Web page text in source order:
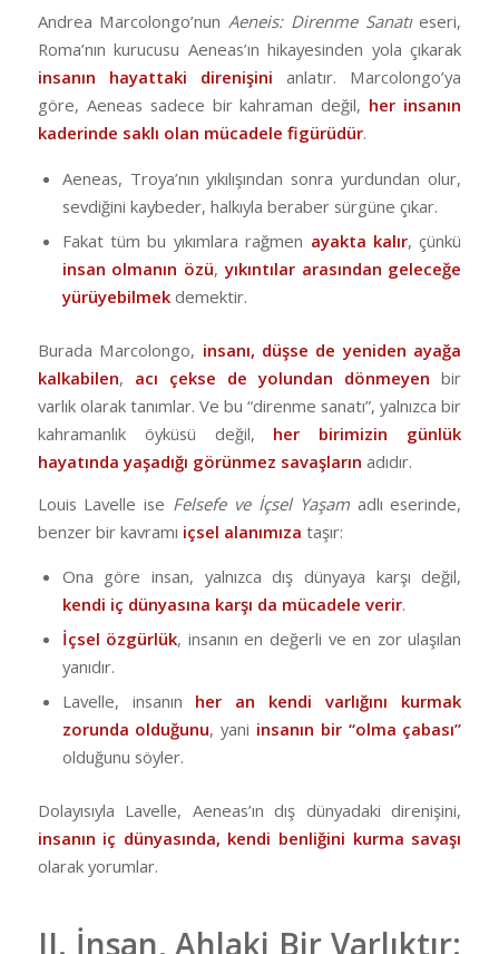
Andrea Marcolongo’nunAeneis: Direnme Sanatıeseri,
Roma’nın kurucusu Aeneas’ın hikayesinden yola çıkarak
insanın hayattaki direnişini anlatır. Marcolongo’ya
göre, Aeneas sadece bir kahraman değil, her insanın
kaderinde saklı olan mücadele figürüdür.
Aeneas, Troya’nın yıkılışından sonra yurdundan olur,
sevdiğini kaybeder, halkıyla beraber sürgüne çıkar.
Fakat tüm bu yıkımlara rağmen ayakta kalır, çünkü
insan olmanın özü,yıkıntılar arasından geleceğe
yürüyebilmekdemektir.
Burada Marcolongo, insanı, düşse de yeniden ayağa
kalkabilen, acı çekse de yolundan dönmeyen bir
varlık olarak tanımlar. Ve bu “direnme sanatı”, yalnızca bir
kahramanlık öyküsü değil, her birimizin günlük
hayatında yaşadığı görünmez savaşların adıdır.
Louis Lavelle ise Felsefe ve İçsel Yaşamadlı eserinde,
benzer bir kavramı içsel alanımıza taşır:
Ona göre insan, yalnızca dış dünyaya karşı değil,
kendi iç dünyasına karşı da mücadele verir.
İçsel özgürlük, insanın en değerli ve en zor ulaşılan
yanıdır.
Lavelle, insanın her an kendi varlığını kurmak
zorunda olduğunu, yani insanın bir “olma çabası”
olduğunu söyler.
Dolayısıyla Lavelle, Aeneas’ın dış dünyadaki direnişini,
insanın iç dünyasında, kendi benliğini kurma savaşı
olarak yorumlar.
II. İnsan, Ahlaki Bir Varlıktır: